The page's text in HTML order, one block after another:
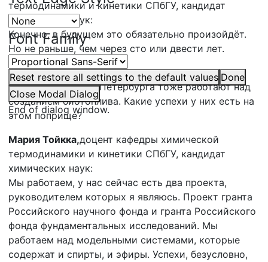
Font Family
Reset restore all settings to the default values Done
Close Modal Dialog
End of dialog window.
термодинамики и кинетики СПбГУ, кандидат
химических наук:
Конечно, в будущем это обязательно произойдёт.
Но не раньше, чем через сто или двести лет.
Михаил Спичка,ведущий:
Наверняка учёные Петербурга тоже работают над
созданием биотоплива. Какие успехи у них есть на
этом поприще?
Мария Тойкка,доцент кафедры химической
термодинамики и кинетики СПбГУ, кандидат
химических наук:
Мы работаем, у нас сейчас есть два проекта,
руководителем которых я являюсь. Проект гранта
Российского научного фонда и гранта Российского
фонда фундаментальных исследований. Мы
работаем над модельными системами, которые
содержат и спирты, и эфиры. Успехи, безусловно,